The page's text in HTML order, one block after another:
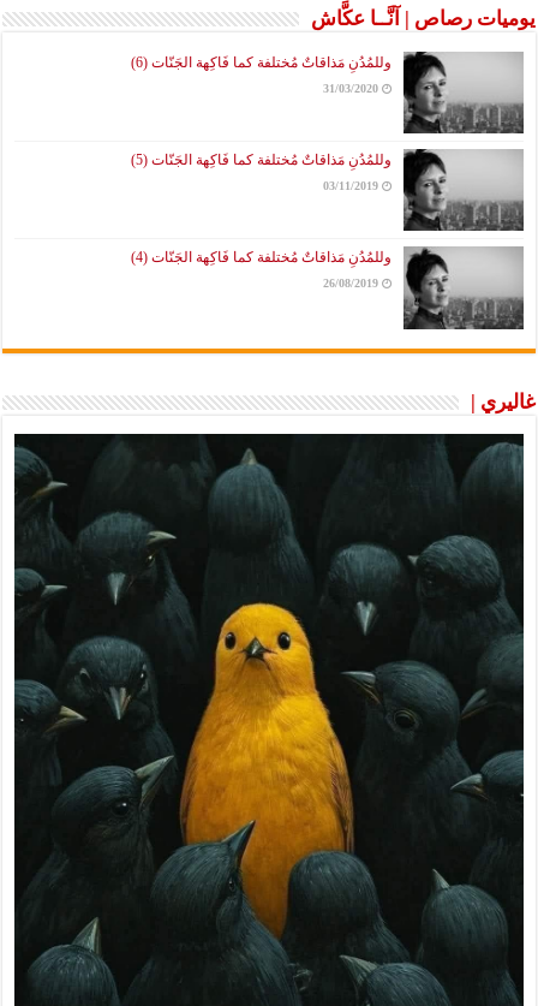
يوميات رصاص | آنَّــا عكَّاش
وللمُدُنِ مَذاقاتٌ مُختلفة كما فَاكِهة الجَنّات (6)
31/03/2020
وللمُدُنِ مَذاقاتٌ مُختلفة كما فَاكِهة الجَنّات (5)
03/11/2019
وللمُدُنِ مَذاقاتٌ مُختلفة كما فَاكِهة الجَنّات (4)
26/08/2019
غاليري |